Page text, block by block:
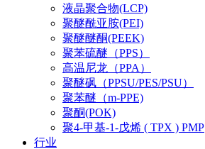
液晶聚合物(LCP)
聚醚酰亚胺(PEI)
聚醚醚酮(PEEK)
聚苯硫醚（PPS）
高温尼龙（PPA）
聚醚砜（PPSU/PES/PSU）
聚苯醚（m-PPE)
聚酮(POK)
聚4-甲基-1-戊烯 ( TPX ) PMP
行业